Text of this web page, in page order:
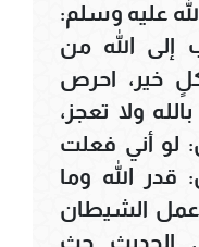
عليه وسلم:
إلى الله من
خير، احرص
ولا تعجز،
لو أني فعلت
قدر الله وما
الشيطان
2664).ففي الحديث حث